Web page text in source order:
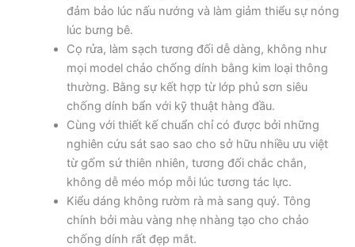
đảm bảo lúc nấu nướng và làm giảm thiểu sự nóng
lúc bưng bê.
Cọ rửa, làm sạch tương đối dễ dàng, không như
mọi model chảo chống dính bằng kim loại thông
thường. Bằng sự kết hợp từ lớp phủ sơn siêu
chống dính bẩn với kỹ thuật hàng đầu.
Cùng với thiết kế chuẩn chỉ có được bởi những
nghiên cứu sát sao sao cho sở hữu nhiều ưu việt
từ gốm sứ thiên nhiên, tương đối chắc chắn,
không dễ méo móp mỗi lúc tương tác lực.
Kiểu dáng không rườm rà mà sang quý. Tông
chính bởi màu vàng nhẹ nhàng tạo cho chảo
chống dính rất đẹp mắt.